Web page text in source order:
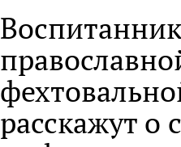
расскажут о